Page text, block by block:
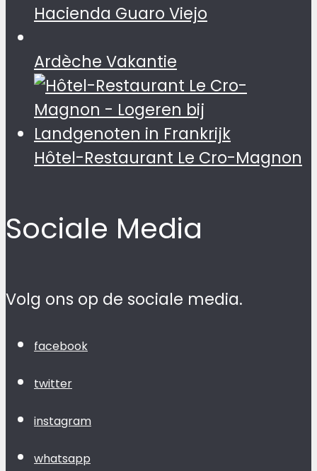
Hacienda Guaro Viejo
Ardèche Vakantie
Hôtel-Restaurant Le Cro-Magnon
Sociale Media
Volg ons op de sociale media.
facebook
twitter
instagram
whatsapp